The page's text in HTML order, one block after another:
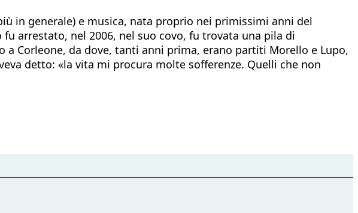
in generale) e musica, nata proprio nei primissimi anni del
arrestato, nel 2006, nel suo covo, fu trovata una pila di
a Corleone, da dove, tanti anni prima, erano partiti Morello e Lupo,
detto: «la vita mi procura molte sofferenze. Quelli che non